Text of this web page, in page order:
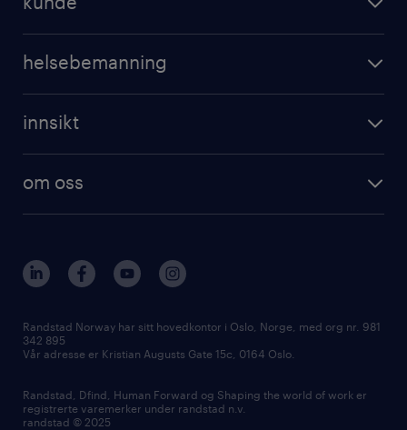
helsebemanning
innsikt
om oss
Randstad Norway har sitt hovedkontor i Oslo, Norge, med org nr. 981
342 895
Vår adresse er Kristian Augusts Gate 15c, 0164 Oslo.
Randstad, Dfind, Human Forward og Shaping the world of work er
registrerte varemerker under randstad n.v.
randstad © 2025